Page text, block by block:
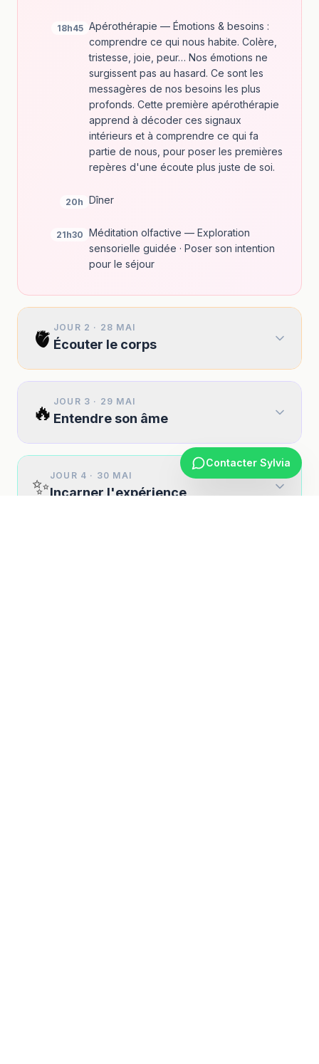
18h45 Apérothérapie — Émotions & besoins :
comprendre ce qui nous habite. Colère,
tristesse, joie, peur… Nos émotions ne
surgissent pas au hasard. Ce sont les
messagères de nos besoins les plus
profonds. Cette première apérothérapie
apprend à décoder ces signaux
intérieurs et à comprendre ce qui fa
partie de nous, pour poser les premières
repères d'une écoute plus juste de soi.
20h Dîner
21h30 Méditation olfactive — Exploration
sensorielle guidée · Poser son intention
pour le séjour
🫀 JOUR 2 · 28 MAI
Écouter le corps
🔥 JOUR 3 · 29 MAI
Entendre son âme
✨JOUR 4 · 30 MAI
Incarner l'expérience
Contacter Sylvia